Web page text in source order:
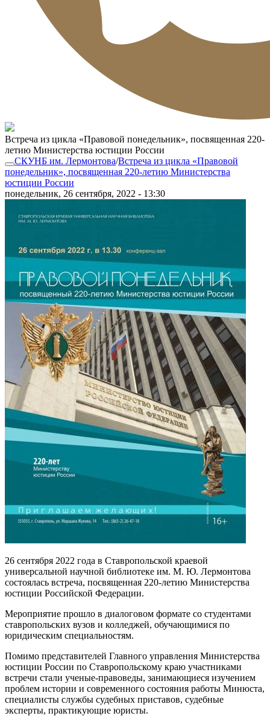
Встреча из цикла «Правовой понедельник», посвященная 220-
летию Министерства юстиции России
СКУНБ им. Лермонтова/Встреча из цикла «Правовой
понедельник», посвященная 220-летию Министерства
юстиции России
понедельник, 26 сентября, 2022 - 13:30
26 сентября 2022 года в Ставропольской краевой
универсальной научной библиотеке им. М. Ю. Лермонтова
состоялась встреча, посвященная 220-летию Министерства
юстиции Российской Федерации.
Мероприятие прошло в диалоговом формате со студентами
ставропольских вузов и колледжей, обучающимися по
юридическим специальностям.
Помимо представителей Главного управления Министерства
юстиции России по Ставропольскому краю участниками
встречи стали ученые-правоведы, занимающиеся изучением
проблем истории и современного состояния работы Минюста,
специалисты службы судебных приставов, судебные
эксперты, практикующие юристы.